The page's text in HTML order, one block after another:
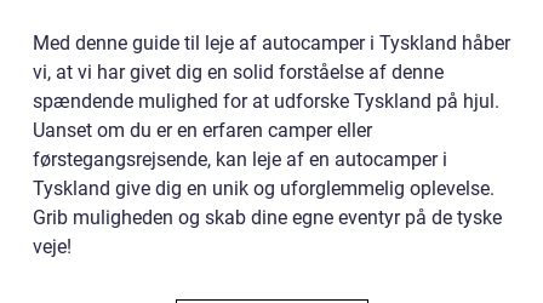
Med denne guide til leje af autocamper i Tyskland håber
vi, at vi har givet dig en solid forståelse af denne
spændende mulighed for at udforske Tyskland på hjul.
Uanset om du er en erfaren camper eller
førstegangsrejsende, kan leje af en autocamper i
Tyskland give dig en unik og uforglemmelig oplevelse.
Grib muligheden og skab dine egne eventyr på de tyske
veje!